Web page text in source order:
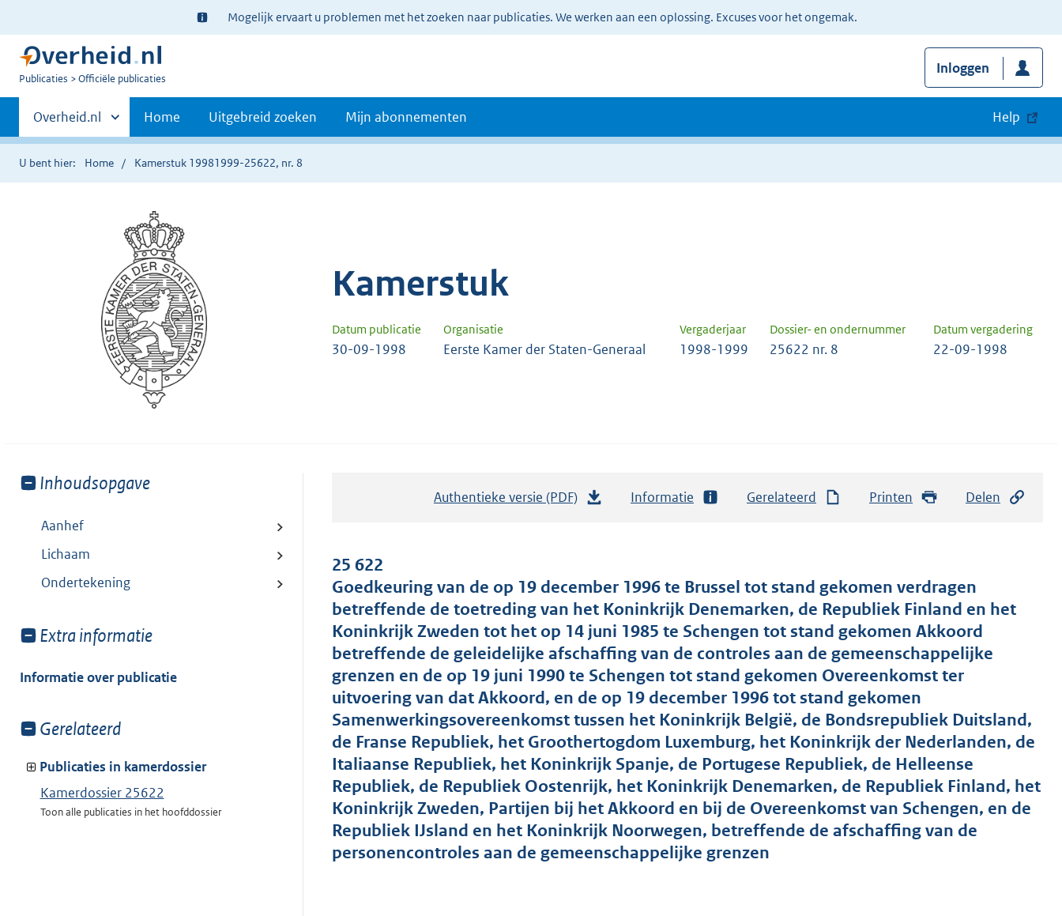
Ter
informatie:
Mogelijk ervaart u problemen met het zoeken naar publicaties. We werken aan een oplossing. Excuses voor het ongemak.
U
Publicaties Officiële publicaties
Inloggen
Primaire
navigatie
Andere
sites
binnen
Overheid.nl Home Uitgebreid zoeken Mijn abonnementen Help
U bent hier: Home Kamerstuk 19981999-25622, nr. 8
Kamerstuk
Datum publicatie Organisatie Vergaderjaar Dossier- en ondernummer Datum vergadering
30-09-1998 Eerste Kamer der Staten-Generaal 1998-1999 25622 nr. 8 22-09-1998
Toon
van:
Inhoudsopgave
Aanhef
Lichaam
Ondertekening
Toon
van:
Extra informatie
Informatie over publicatie
Toon
van:
Gerelateerd
Publicaties in kamerdossier
Kamerdossier 25622
Toon alle publicaties in het hoofddossier
Authentieke versie (PDF)
a
n
d
s
t
t
e
:
1
5
Informatie Gerelateerd Printen Delen
25 622
Goedkeuring van de op 19 december 1996 te Brussel tot stand gekomen verdragen
betreffende de toetreding van het Koninkrijk Denemarken, de Republiek Finland en het
Koninkrijk Zweden tot het op 14 juni 1985 te Schengen tot stand gekomen Akkoord
betreffende de geleidelijke afschaffing van de controles aan de gemeenschappelijke
grenzen en de op 19 juni 1990 te Schengen tot stand gekomen Overeenkomst ter
uitvoering van dat Akkoord, en de op 19 december 1996 tot stand gekomen
Samenwerkingsovereenkomst tussen het Koninkrijk België, de Bondsrepubliek Duitsland,
de Franse Republiek, het Groothertogdom Luxemburg, het Koninkrijk der Nederlanden, de
Italiaanse Republiek, het Koninkrijk Spanje, de Portugese Republiek, de Helleense
Republiek, de Republiek Oostenrijk, het Koninkrijk Denemarken, de Republiek Finland, het
Koninkrijk Zweden, Partijen bij het Akkoord en bij de Overeenkomst van Schengen, en de
Republiek IJsland en het Koninkrijk Noorwegen, betreffende de afschaffing van de
personencontroles aan de gemeenschappelijke grenzen